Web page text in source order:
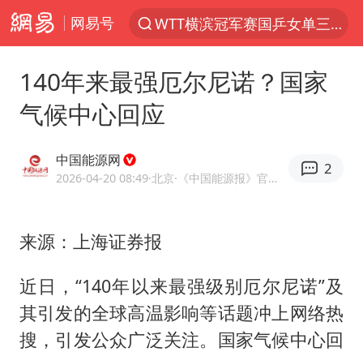
网易号
WTT横滨冠军赛国乒女单三将晋级四强
大V：马科斯把路走绝了
白海豚将正面袭击贯穿浙江
泰国初中生饮弹自尽前开了26枪
夏日经济乘“热”而上 消费市场向“新”而行
140年来最强厄尔尼诺？国家
气候中心回应
中国能源网
2026-04-20 08:49·北京 ·《中国能源报》官方账号
2
来源：上海证券报
近日，“140年以来最强级别厄尔尼诺”及
其引发的全球高温影响等话题冲上网络热
搜，引发公众广泛关注。国家气候中心回